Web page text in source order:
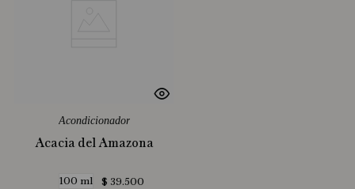
Acondicionador
Acacia del Amazona
100 ml $ 39.500